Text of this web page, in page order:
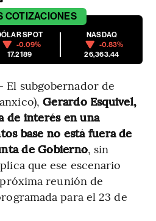
COTIZACIONES
SPOT
-0.09%
17.2189
NASDAQ
-0.83%
26,363.44
subgobernador de
Gerardo Esquivel,
de interés en una
base no está fuera de
de Gobierno, sin
que ese escenario
reunión de
para el 23 de